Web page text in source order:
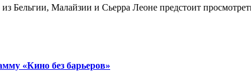
Бельгии, Малайзии и Сьерра Леоне предстоит
«Кино без барьеров»